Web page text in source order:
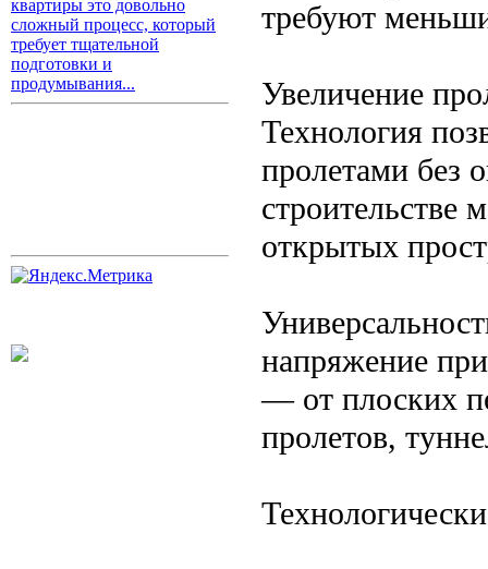
квартиры это довольно
сложный процесс, который
требует тщательной
подготовки и
продумывания...
требуют
Увеличение
Технология
пролетами без
строительстве
открытых
напряжение
— от плоских
пролетов,